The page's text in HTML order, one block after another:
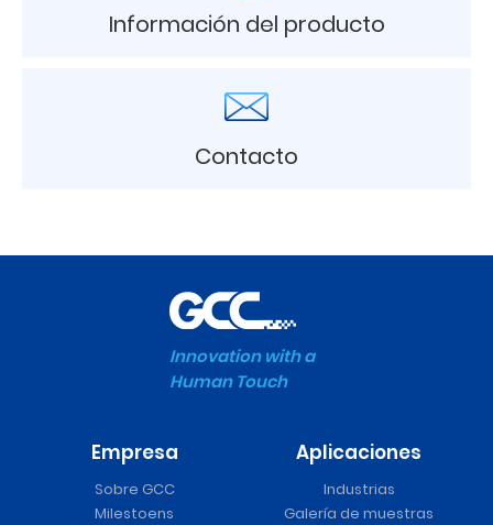
Información del producto
Contacto
Innovation with a
Human Touch
Empresa
Sobre GCC
Milestoens
Aplicaciones
Industrias
Galería de muestras